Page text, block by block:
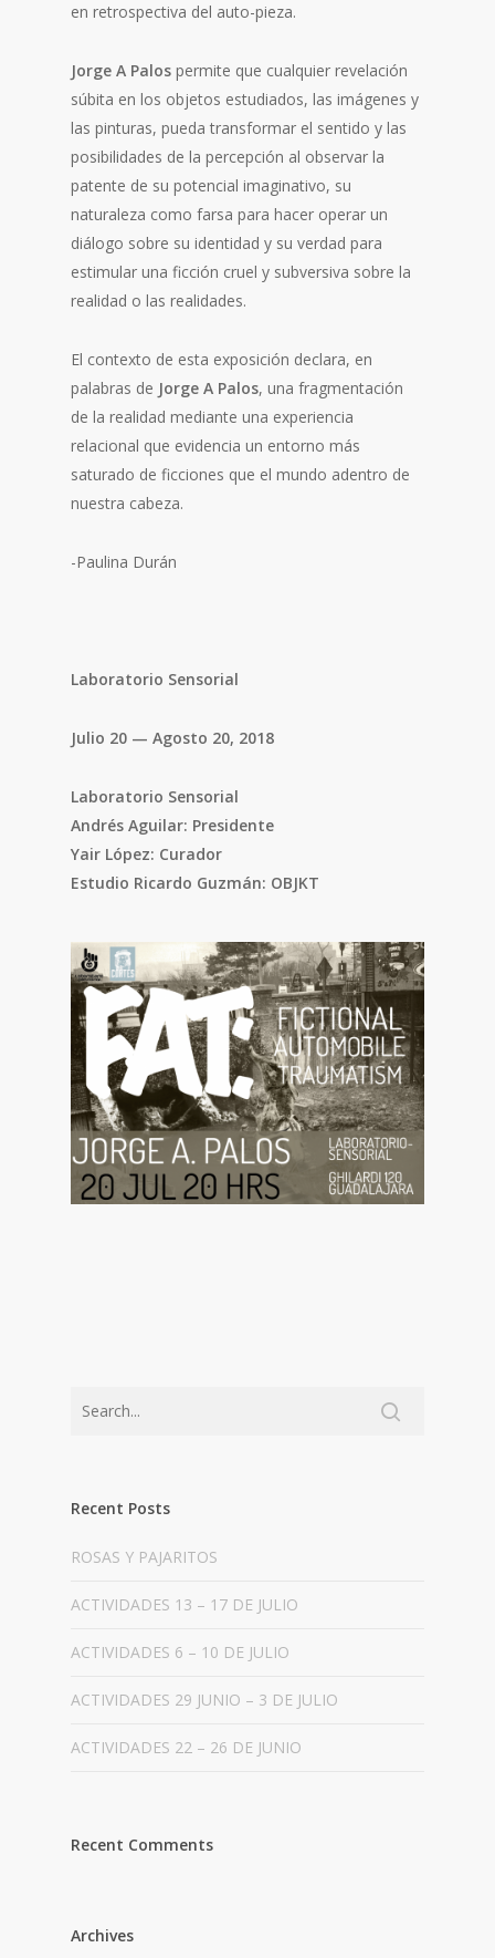
en retrospectiva del auto-pieza.
Jorge A Palospermite que cualquier revelación
súbita en los objetos estudiados, las imágenes y
las pinturas, pueda transformar el sentido y las
posibilidades de la percepción al observar la
patente de su potencial imaginativo, su
naturaleza como farsa para hacer operar un
diálogo sobre su identidad y su verdad para
estimular una ficción cruel y subversiva sobre la
realidad o las realidades.
El contexto de esta exposición declara, en
palabras de Jorge A Palos, una fragmentación
de la realidad mediante una experiencia
relacional que evidencia un entorno más
saturado de ficciones que el mundo adentro de
nuestra cabeza.
-Paulina Durán
Laboratorio Sensorial
Julio 20 — Agosto 20, 2018
Laboratorio Sensorial
Andrés Aguilar: Presidente
Yair López: Curador
Estudio Ricardo Guzmán: OBJKT
Recent Posts
ROSAS Y PAJARITOS
ACTIVIDADES 13 – 17 DE JULIO
ACTIVIDADES 6 – 10 DE JULIO
ACTIVIDADES 29 JUNIO – 3 DE JULIO
ACTIVIDADES 22 – 26 DE JUNIO
Recent Comments
Archives